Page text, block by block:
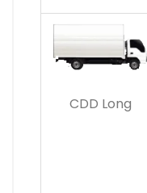
CDD Long